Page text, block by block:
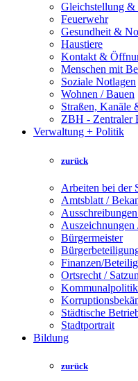
Gleichstellung &
Feuerwehr
Gesundheit &
Haustiere
Kontakt &
Menschen mit
Soziale Notlagen
Wohnen / Bauen
Straßen, Kanäle
ZBH - Zentraler
Verwaltung + Politik
zurück
Arbeiten bei der
Amtsblatt /
Auszeichnungen
Bürgermeister
Finanzen/
Ortsrecht /
Städtische
Stadtportrait
Bildung
zurück